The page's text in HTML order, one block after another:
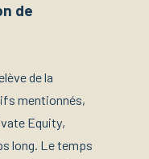
de
de la
mentionnés,
Equity,
long. Le temps